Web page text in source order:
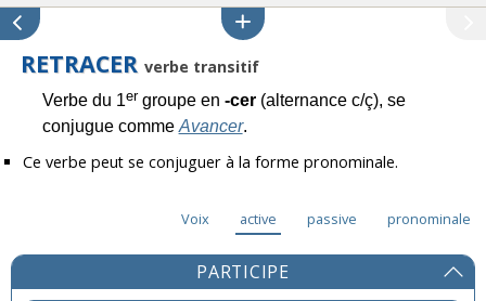
RETRACER verbe transitif
Verbe du 1ergroupe en -cer(alternance c/ç), se
conjugue comme Avancer.
Ce verbe peut se conjuguer à la forme pronominale.
Voix active passive pronominale
PARTICIPE